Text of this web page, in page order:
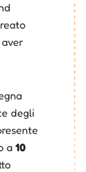
degli
a 10